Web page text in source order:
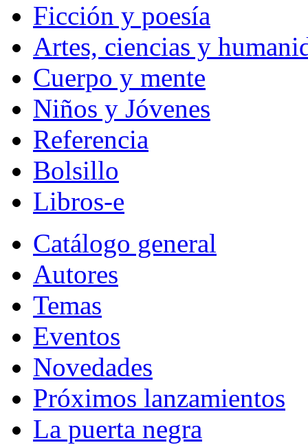
Ficción y poesía
Artes, ciencias y
Cuerpo y mente
Niños y Jóvenes
Referencia
Bolsillo
Libros-e
Catálogo general
Autores
Temas
Eventos
Novedades
Próximos lanzamientos
La puerta negra